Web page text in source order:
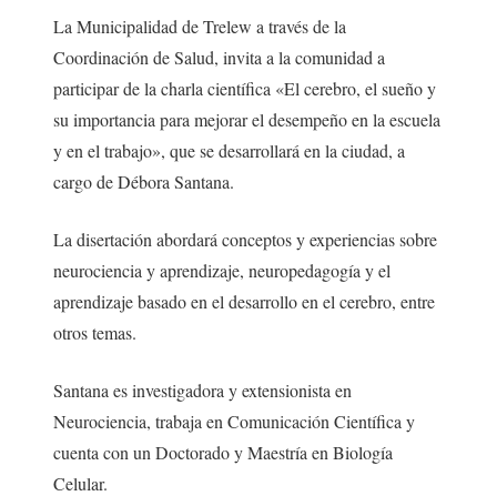
La Municipalidad de Trelew a través de la
Coordinación de Salud, invita a la comunidad a
participar de la charla científica «El cerebro, el sueño y
su importancia para mejorar el desempeño en la escuela
y en el trabajo», que se desarrollará en la ciudad, a
cargo de Débora Santana.
La disertación abordará conceptos y experiencias sobre
neurociencia y aprendizaje, neuropedagogía y el
aprendizaje basado en el desarrollo en el cerebro, entre
otros temas.
Santana es investigadora y extensionista en
Neurociencia, trabaja en Comunicación Científica y
cuenta con un Doctorado y Maestría en Biología
Celular.